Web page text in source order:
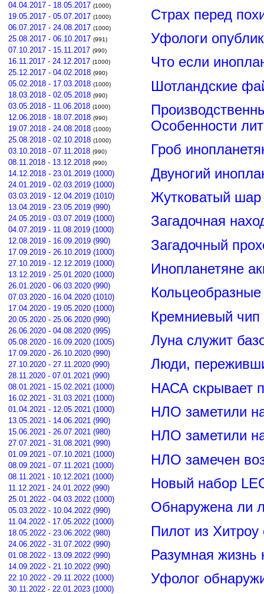
04.04.2017 - 18.05.2017 (1000)
19.05.2017 - 05.07.2017 (1000)
06.07.2017 - 24.08.2017 (1000)
25.08.2017 - 06.10.2017 (991)
07.10.2017 - 15.11.2017 (990)
16.11.2017 - 24.12.2017 (1000)
25.12.2017 - 04.02.2018 (990)
05.02.2018 - 17.03.2018 (1000)
18.03.2018 - 02.05.2018 (990)
03.05.2018 - 11.06.2018 (1000)
12.06.2018 - 18.07.2018 (990)
19.07.2018 - 24.08.2018 (1000)
25.08.2018 - 02.10.2018 (1000)
03.10.2018 - 07.11.2018 (990)
08.11.2018 - 13.12.2018 (990)
14.12.2018 - 23.01.2019 (1000)
24.01.2019 - 02.03.2019 (1000)
03.03.2019 - 12.04.2019 (1010)
13.04.2019 - 23.05.2019 (990)
24.05.2019 - 03.07.2019 (1000)
04.07.2019 - 11.08.2019 (1000)
12.08.2019 - 16.09.2019 (990)
17.09.2019 - 26.10.2019 (1000)
27.10.2019 - 12.12.2019 (1000)
13.12.2019 - 25.01.2020 (1000)
26.01.2020 - 06.03.2020 (990)
07.03.2020 - 16.04.2020 (1010)
17.04.2020 - 19.05.2020 (1000)
20.05.2020 - 25.06.2020 (990)
26.06.2020 - 04.08.2020 (995)
05.08.2020 - 16.09.2020 (1005)
17.09.2020 - 26.10.2020 (990)
27.10.2020 - 27.11.2020 (990)
28.11.2020 - 07.01.2021 (990)
08.01.2021 - 15.02.2021 (1000)
16.02.2021 - 31.03.2021 (1000)
01.04.2021 - 12.05.2021 (1000)
13.05.2021 - 14.06.2021 (990)
15.06.2021 - 26.07.2021 (980)
27.07.2021 - 31.08.2021 (990)
01.09.2021 - 07.10.2021 (1000)
08.09.2021 - 07.11.2021 (1000)
08.11.2021 - 10.12.2021 (1000)
11.12.2021 - 24.01.2022 (990)
25.01.2022 - 04.03.2022 (1000)
05.03.2022 - 10.04.2022 (990)
11.04.2022 - 17.05.2022 (1000)
18.05.2022 - 23.06.2022 (980)
24.06.2022 - 31.07.2022 (990)
01.08.2022 - 13.09.2022 (990)
14.09.2022 - 21.10.2022 (990)
22.10.2022 - 29.11.2022 (1000)
30.11.2022 - 22.01.2023 (1000)
Страх перед
Уфологи
Что если
Шотландские
Особенности
Гроб
Двуногий
Жутковатый шар
Загадочная
Загадочный
Инопланетяне
Кремниевый
Луна служит
Люди,
НАСА скрывает
НЛО заметили
НЛО заметили
НЛО замечен
Новый набор
Обнаружена ли
Пилот из
Разумная жизнь
Уфолог